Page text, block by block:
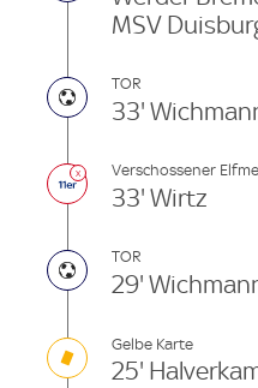
MSV
TOR
33'
Verschossener
33' Wirtz
TOR
29'
Gelbe Karte
25'